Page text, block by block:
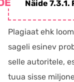
Näide
Plagiaat ehk
sageli esinev
selle autoritele,
tuua sisse